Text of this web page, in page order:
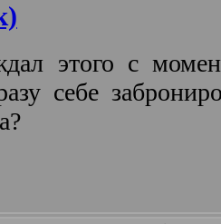
этого с
себе